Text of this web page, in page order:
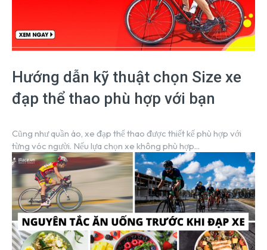
Hướng dẫn kỹ thuật chọn Size xe
đạp thể thao phù hợp với bạn
Cũng như quần áo, xe đạp thể thao được thiết kế phù hợp với
từng vóc người. Nếu lựa chọn xe không phù hợp...